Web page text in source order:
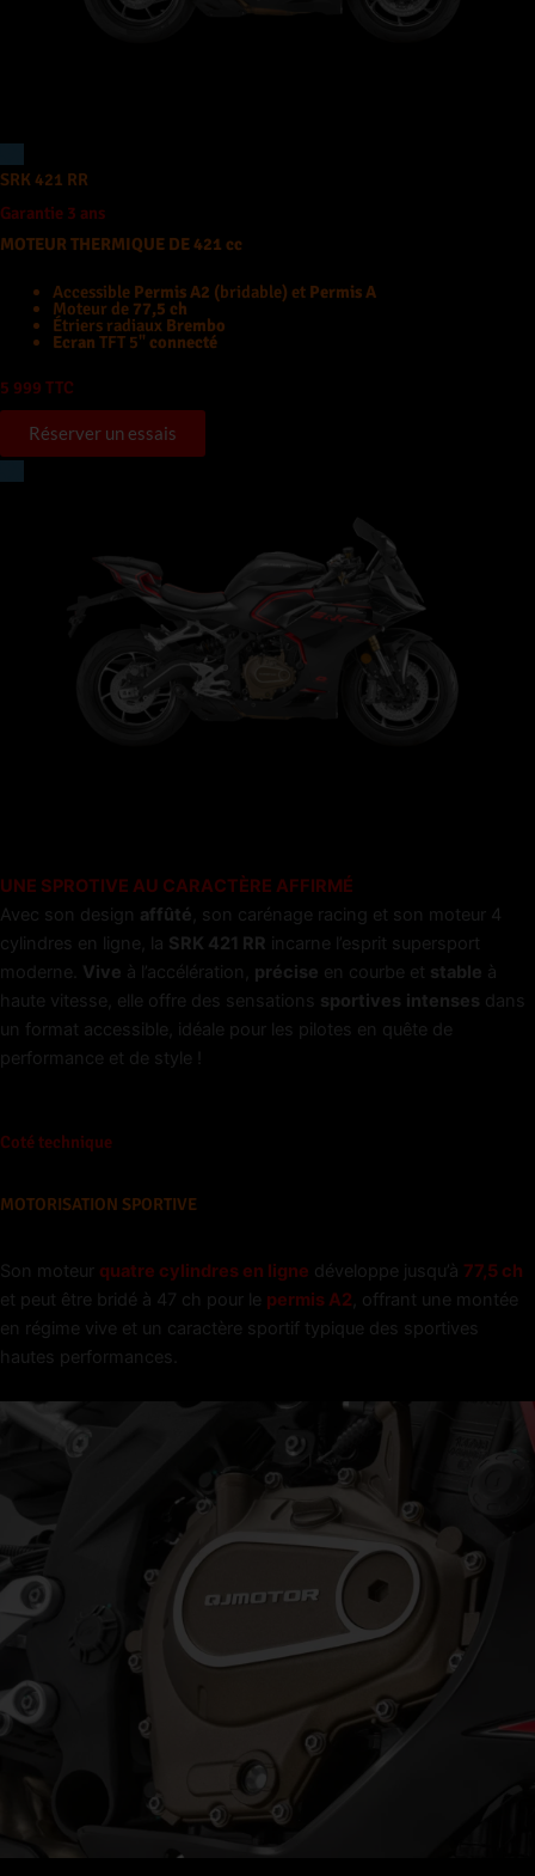
SRK 421 RR
Garantie 3 ans
MOTEUR THERMIQUE DE 421 cc
Accessible Permis A2 (bridable) etPermis A
Moteur de77,5 ch
Étriers radiaux Brembo
Ecran TFT 5" connecté
5 999 TTC
Réserver un essais
UNE SPROTIVE AU CARACTÈRE AFFIRMÉ
Avec son design affûté , son carénage racing et son moteur 4
cylindres en ligne, la SRK 421 RR incarne l’esprit supersport
moderne. Vive à l’accélération, précise en courbe et stable à
haute vitesse, elle offre des sensations sportives intenses dans
un format accessible, idéale pour les pilotes en quête de
performance et de style !
Coté technique
MOTORISATION SPORTIVE
Son moteur quatre cylindres en ligne développe jusqu’à 77,5 ch
et peut être bridé à 47 ch pour le permis A2 , offrant une montée
en régime vive et un caractère sportif typique des sportives
hautes performances.